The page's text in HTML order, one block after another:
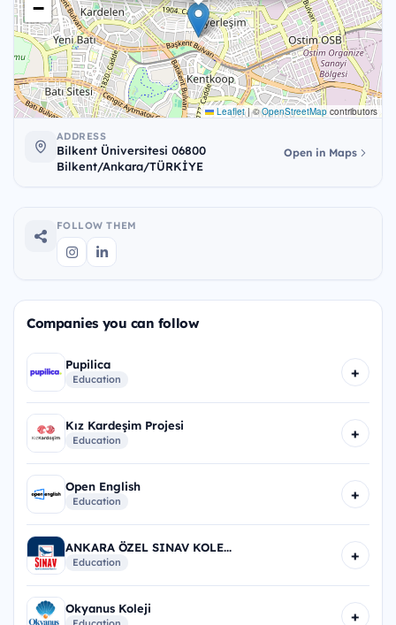
−
Leaflet |©OpenStreetMap contributors
ADDRESS
Bilkent Üniversitesi 06800
Bilkent/Ankara/TÜRKİYE
Open in Maps
FOLLOW THEM
Companies you can follow
Pupilica
Education +
Kız Kardeşim Projesi
Education +
Open English
Education +
ANKARA ÖZEL SINAV KOLE...
Education +
Okyanus Koleji +